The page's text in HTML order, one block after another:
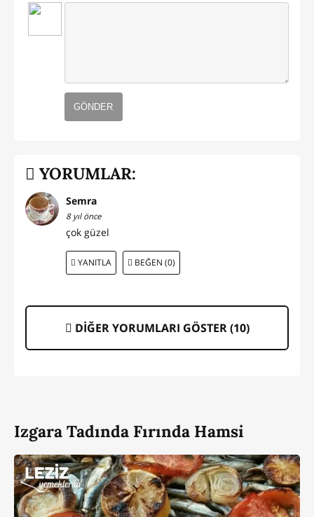
GÖNDER
YORUMLAR:
Semra
8 yıl önce
çok güzel
YANITLA BEĞEN (0)
DİĞER YORUMLARI GÖSTER (10)
Izgara Tadında Fırında Hamsi